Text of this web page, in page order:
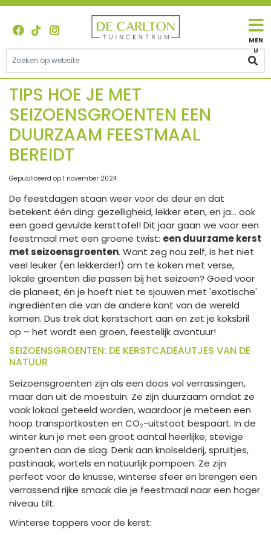
G
TIPS HOE JE MET
SEIZOENSGROENTEN EEN
DUURZAAM FEESTMAAL
BEREIDT​
Gepubliceerd op 1 november 2024
De feestdagen staan weer voor de deur en dat
betekent één ding: gezelligheid, lekker eten, en ja… ook
een goed gevulde kersttafel! Dit jaar gaan we voor een
feestmaal met een groene twist: een duurzame kerst
met seizoensgroenten. Want zeg nou zelf, is het niet
veel leuker (en lekkerder!) om te koken met verse,
lokale groenten die passen bij het seizoen? Goed voor
de planeet, én je hoeft niet te sjouwen met 'exotische'
ingrediënten die van de andere kant van de wereld
komen. Dus trek dat kerstschort aan en zet je koksbril
op – het wordt een groen, feestelijk avontuur!
SEIZOENSGROENTEN: DE KERSTCADEAUTJES VAN DE
NATUUR
Seizoensgroenten zijn als een doos vol verrassingen,
maar dan uit de moestuin. Ze zijn duurzaam omdat ze
vaak lokaal geteeld worden, waardoor je meteen een
hoop transportkosten en CO₂-uitstoot bespaart. In de
winter kun je met een groot aantal heerlijke, stevige
groenten aan de slag. Denk aan knolselderij, spruitjes,
pastinaak, wortels en natuurlijk pompoen. Ze zijn
perfect voor de knusse, winterse sfeer en brengen een
verrassend rijke smaak die je feestmaal naar een hoger
niveau tilt.
Winterse toppers voor de kerst: